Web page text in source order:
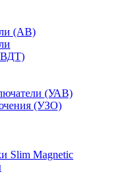
(АВ)
(УАВ)
(УЗО)
Slim Magnetic